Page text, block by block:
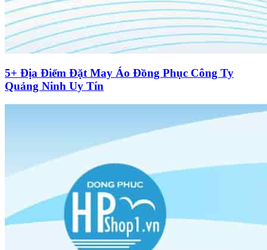
5+ Địa Điểm Đặt May Áo Đồng Phục Công Ty
Quảng Ninh Uy Tín